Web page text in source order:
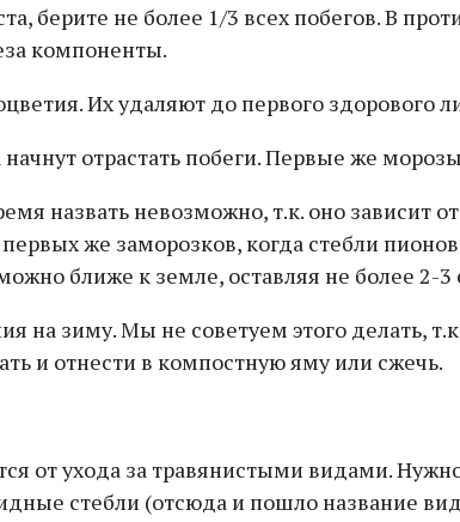
берите не более 1/3 всех побегов. В
компоненты.
Их удаляют до первого здорового
отрастать побеги. Первые же
назвать невозможно, т.к. оно зависит
же заморозков, когда стебли
ближе к земле, оставляя не более 2-3
на зиму. Мы не советуем этого делать,
и отнести в компостную яму или сжечь.
от ухода за травянистыми видами.
стебли (отсюда и пошло название